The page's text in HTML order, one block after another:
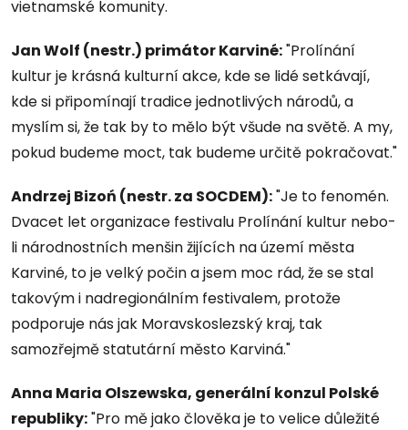
vietnamské komunity.
Jan Wolf (nestr.) primátor Karviné:"Prolínání
kultur je krásná kulturní akce, kde se lidé setkávají,
kde si připomínají tradice jednotlivých národů, a
myslím si, že tak by to mělo být všude na světě. A my,
pokud budeme moct, tak budeme určitě pokračovat."
Andrzej Bizoń (nestr. za SOCDEM):"Je to fenomén.
Dvacet let organizace festivalu Prolínání kultur nebo-
li národnostních menšin žijících na území města
Karviné, to je velký počin a jsem moc rád, že se stal
takovým i nadregionálním festivalem, protože
podporuje nás jak Moravskoslezský kraj, tak
samozřejmě statutární město Karviná."
Anna Maria Olszewska, generální konzul Polské
republiky:"Pro mě jako člověka je to velice důležité